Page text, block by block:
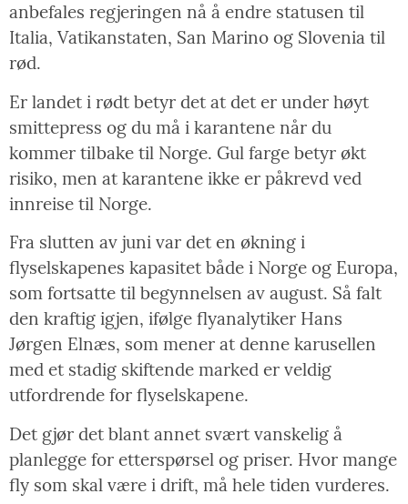
anbefales regjeringen nå å endre statusen til
Italia, Vatikanstaten, San Marino og Slovenia til
rød.
Er landet i rødt betyr det at det er under høyt
smittepress og du må i karantene når du
kommer tilbake til Norge. Gul farge betyr økt
risiko, men at karantene ikke er påkrevd ved
innreise til Norge.
Fra slutten av juni var det en økning i
flyselskapenes kapasitet både i Norge og Europa,
som fortsatte til begynnelsen av august. Så falt
den kraftig igjen, ifølge flyanalytiker Hans
Jørgen Elnæs, som mener at denne karusellen
med et stadig skiftende marked er veldig
utfordrende for flyselskapene.
Det gjør det blant annet svært vanskelig å
planlegge for etterspørsel og priser. Hvor mange
fly som skal være i drift, må hele tiden vurderes.